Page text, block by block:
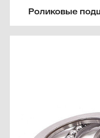
Роликовые